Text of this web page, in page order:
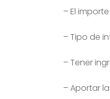
– El
– Tipo de
– Tener
– Aportar